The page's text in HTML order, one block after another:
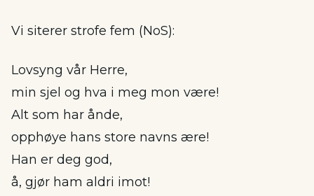
Vi siterer strofe fem (NoS):
Lovsyng vår Herre,
min sjel og hva i meg mon være!
Alt som har ånde,
opphøye hans store navns ære!
Han er deg god,
å, gjør ham aldri imot!